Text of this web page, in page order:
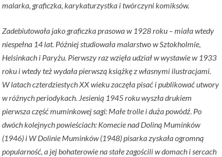
malarka, graficzka, karykaturzystka i twórczyni komiksów.
Zadebiutowała jako graficzka prasowa w 1928 roku – miała wtedy
niespełna 14 lat. Później studiowała malarstwo w Sztokholmie,
Helsinkach i Paryżu. Pierwszy raz wzięła udział w wystawie w 1933
roku i wtedy też wydała pierwszą książkę z własnymi ilustracjami.
W latach czterdziestych XX wieku zaczęła pisać i publikować utwory
w różnych periodykach. Jesienią 1945 roku wyszła drukiem
pierwsza część muminkowej sagi: Małe trolle i duża powódź. Po
dwóch kolejnych powieściach: Komecie nad Doliną Muminków
(1946) i W Dolinie Muminków (1948) pisarka zyskała ogromną
popularność, a jej bohaterowie na stałe zagościli w domach i sercach